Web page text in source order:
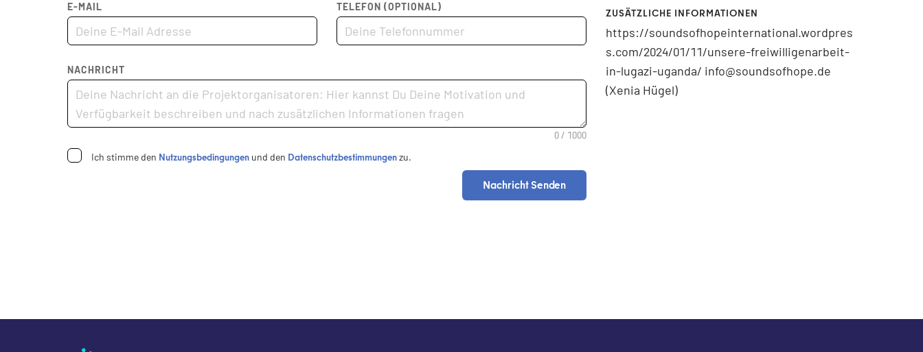
E-MAIL TELEFON (OPTIONAL)
NACHRICHT
Ich stimme den Nutzungsbedingungen und den Datenschutzbestimmungenzu.
Nachricht Senden
ZUSÄTZLICHE INFORMATIONEN
https://soundsofhopeinternational.wordpres
s.com/2024/01/11/unsere-freiwilligenarbeit-
in-lugazi-uganda/ info@soundsofhope.de
(Xenia Hügel)